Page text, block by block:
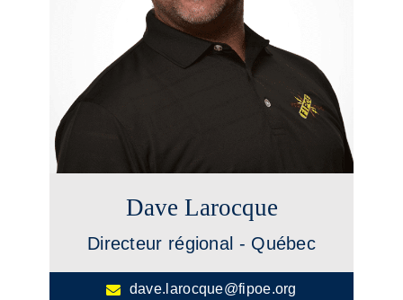
Dave Larocque
Directeur régional - Québec
dave.larocque@fipoe.org